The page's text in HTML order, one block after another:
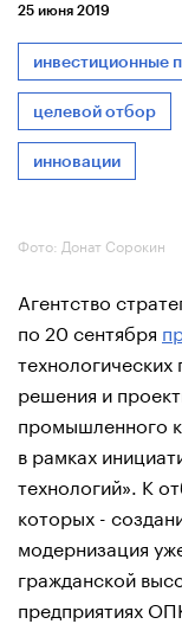
25 июня 2019
инвестиционные
целевой отбор
инновации
Фото: Донат Сорокин
Агентство
по 20 сентября
решения и
промышленного
в рамках
технологий». К
которых -
модернизация
гражданской
предприятиях